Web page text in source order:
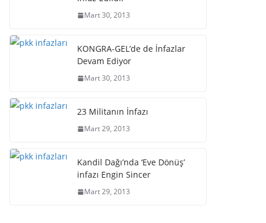
Mart 30, 2013
KONGRA-GEL’de de İnfazlar
Devam Ediyor
Mart 30, 2013
23 Militanın İnfazı
Mart 29, 2013
Kandil Dağı’nda ‘Eve Dönüş’
infazı Engin Sincer
Mart 29, 2013